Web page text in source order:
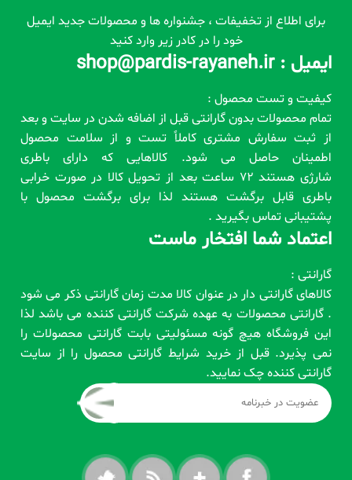
برای اطلاع از تخفیفات ، جشنواره ها و محصولات جدید ایمیل
خود را در کادر زیر وارد کنید
ایمیل : shop@pardis-rayaneh.ir
کیفیت و تست محصول :
تمام محصولات بدون گارانتی قبل از اضافه شدن در سایت و بعد
از ثبت سفارش مشتری کاملاً تست و از سلامت محصول
اطمینان حاصل می شود. کالاهایی که دارای باطری
شارژی هستند 72 ساعت بعد از تحویل کالا در صورت خرابی
باطری قابل برگشت هستند لذا برای برگشت محصول با
پشتیبانی تماس بگیرید .
اعتماد شما افتخار ماست
گارانتی :
کالاهای گارانتی دار در عنوان کالا مدت زمان گارانتی ذکر می شود
. گارانتی محصولات به عهده شرکت گارانتی کننده می باشد لذا
این فروشگاه هیچ گونه مسئولیتی بابت گارانتی محصولات را
نمی پذیرد. قبل از خرید شرایط گارانتی محصول را از سایت
گارانتی کننده چک نمایید.